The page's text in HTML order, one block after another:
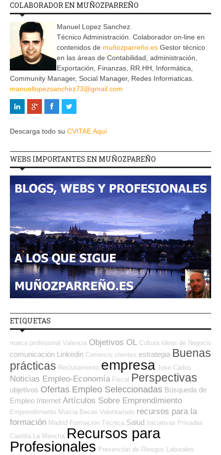
COLABORADOR EN MUÑOZPARREÑO
Manuel Lopez Sanchez.
Técnico Administración. Colaborador on-line en
contenidos de muñozparreño.es Gestor técnico
en las áreas de Contabilidad, administración,
Exportación, Finanzas, RR.HH, Informática,
Community Manager, Social Manager, Redes Informaticas.
manuellopezsanchez73@gmail.com
Descarga todo su CVITAE Aquí
WEBS IMPORTANTES EN MUÑOZPAREÑO
ETIQUETAS
marca profesional Valencia Objetivos OL Cultura Ideas de Negocio
comunicación Linkedin Comercio clientes estrategia Buenas
prácticas Reclutamiento empresa José Carlos
Noticias Empleo-Economía Fiscal Perspectivas
objetivos Ofertas Empleo Seleccionadas Búsqueda de
Empleo Internet Artículos Sobre Emprendimiento
Emprendimiento Murcia Becas Voluntariado recursos para la
formación Madrid Formación Técnica Salud Iniciativas Privadas
Castilla La Mancha Recursos para
Profesionales Prevención de Riesgos Laborales